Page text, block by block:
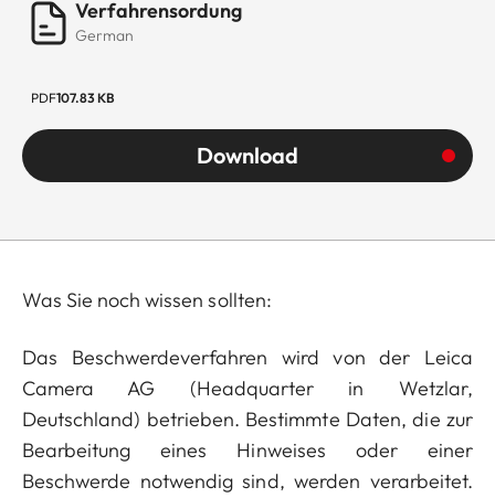
Verfahrensordung
German
PDF107.83 KB
Download
Was Sie noch wissen sollten:
Das Beschwerdeverfahren wird von der Leica
Camera AG (Headquarter in Wetzlar,
Deutschland) betrieben. Bestimmte Daten, die zur
Bearbeitung eines Hinweises oder einer
Beschwerde notwendig sind, werden verarbeitet.